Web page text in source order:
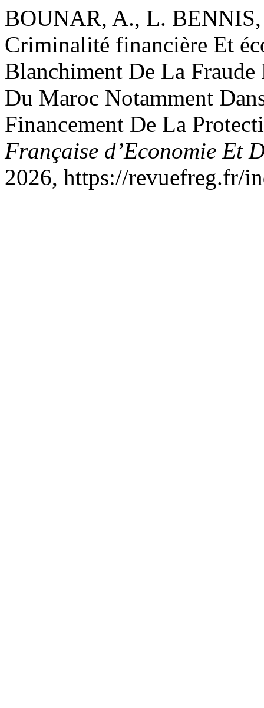
BOUNAR, A., L.
Criminalité financière Et
Blanchiment De La
Du Maroc Notamment
Financement De La
Française d’Economie Et
2026, https://revuefreg.fr/